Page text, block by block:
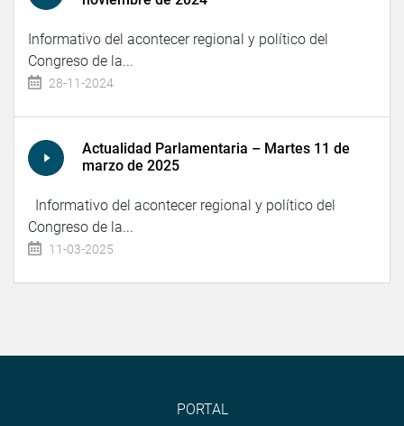
Informativo del acontecer regional y político del
Congreso de la...
28-11-2024
Actualidad Parlamentaria – Martes 11 de
marzo de 2025
Informativo del acontecer regional y político del
Congreso de la...
11-03-2025
PORTAL